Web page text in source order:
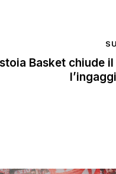
Basket chiude